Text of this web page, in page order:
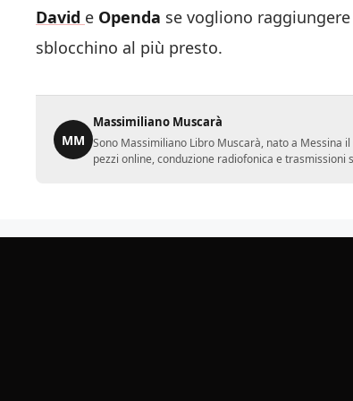
David e Openda se vogliono
sblocchino al più presto.
MM
Massimiliano Muscarà
Sono Massimiliano Libro Muscarà, nato a Messina
pezzi online, conduzione radiofonica e